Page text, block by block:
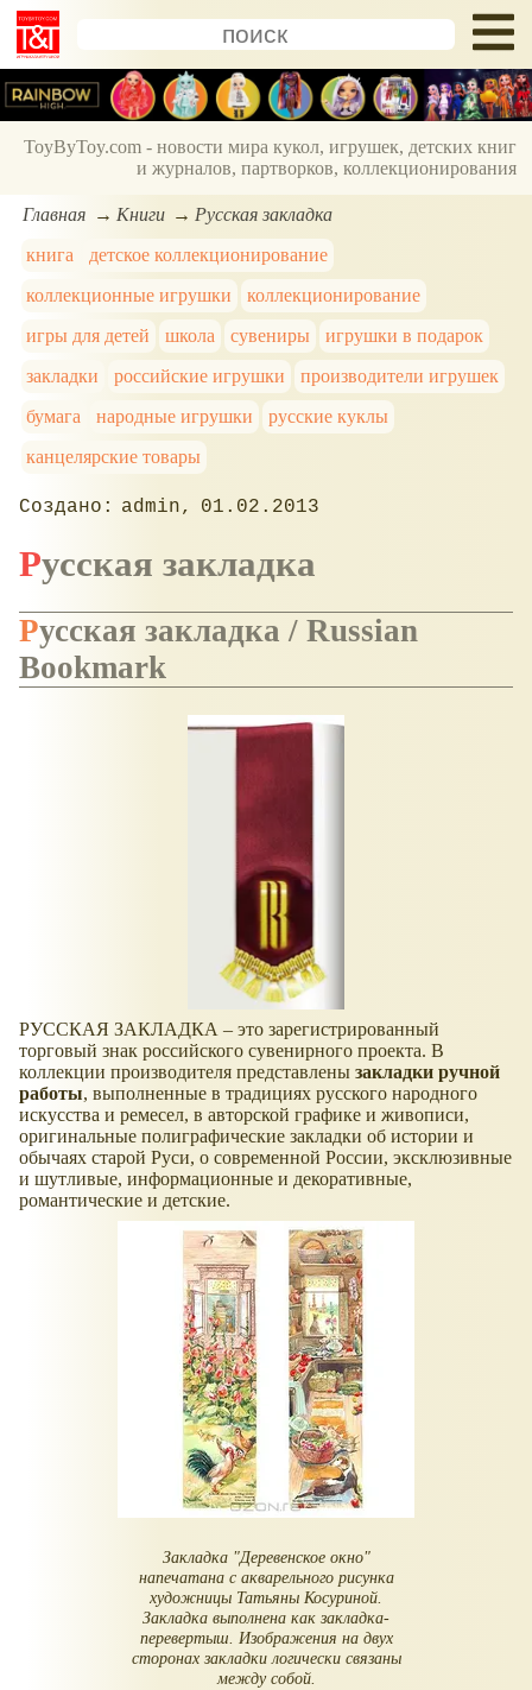
ToyByToy.com - новости мира кукол, игрушек, детских книг
и журналов, партворков, коллекционирования
Главная Книги
Русская закладка
книга
детское коллекционирование
коллекционные игрушки
коллекционирование
игры для детей
школа сувениры
игрушки в подарок
закладки
российские игрушки
производители игрушек
бумага
народные игрушки
русские куклы
канцелярские товары
admin 01.02.2013
Русская закладка
Русская закладка / Russian
Bookmark
РУССКАЯ ЗАКЛАДКА – это зарегистрированный
торговый знак российского сувенирного проекта. В
коллекции производителя представлены закладки ручной
работы, выполненные в традициях русского народного
искусства и ремесел, в авторской графике и живописи,
оригинальные полиграфические закладки об истории и
обычаях старой Руси, о современной России, эксклюзивные
и шутливые, информационные и декоративные,
романтические и детские.
Закладка "Деревенское окно"
напечатана с акварельного рисунка
художницы Татьяны Косуриной.
Закладка выполнена как закладка-
перевертыш. Изображения на двух
сторонах закладки логически связаны
между собой.